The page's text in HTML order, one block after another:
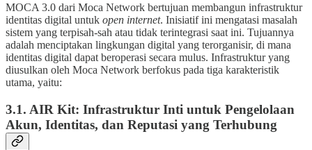
MOCA 3.0 dari Moca Network bertujuan membangun infrastruktur
identitas digital untuk open internet. Inisiatif ini mengatasi masalah
sistem yang terpisah-sah atau tidak terintegrasi saat ini. Tujuannya
adalah menciptakan lingkungan digital yang terorganisir, di mana
identitas digital dapat beroperasi secara mulus. Infrastruktur yang
diusulkan oleh Moca Network berfokus pada tiga karakteristik
utama, yaitu:
3.1. AIR Kit: Infrastruktur Inti untuk Pengelolaan
Akun, Identitas, dan Reputasi yang Terhubung